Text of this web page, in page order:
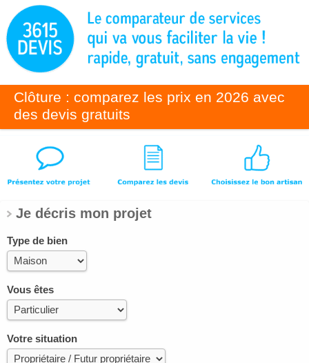
Clôture : comparez les prix en 2026 avec
des devis gratuits
Je décris mon projet
Type de bien
Vous êtes
Votre situation